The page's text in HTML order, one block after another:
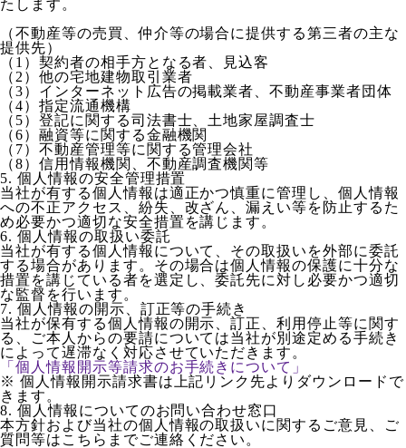
たします。
（不動産等の売買、仲介等の場合に提供する第三者の主な
提供先）
（1）契約者の相手方となる者、見込客
（2）他の宅地建物取引業者
（3）インターネット広告の掲載業者、不動産事業者団体
（4）指定流通機構
（5）登記に関する司法書士、土地家屋調査士
（6）融資等に関する金融機関
（7）不動産管理等に関する管理会社
（8）信用情報機関、不動産調査機関等
5. 個人情報の安全管理措置
当社が有する個人情報は適正かつ慎重に管理し、個人情報
への不正アクセス、紛失、改ざん、漏えい等を防止するた
め必要かつ適切な安全措置を講じます。
6. 個人情報の取扱い委託
当社が有する個人情報について、その取扱いを外部に委託
する場合があります。その場合は個人情報の保護に十分な
措置を講じている者を選定し、委託先に対し必要かつ適切
な監督を行います。
7. 個人情報の開示、訂正等の手続き
当社が保有する個人情報の開示、訂正、利用停止等に関す
る、ご本人からの要請については当社が別途定める手続き
によって遅滞なく対応させていただきます。
「個人情報開示等請求のお手続きについて」
※ 個人情報開示請求書は上記リンク先よりダウンロードで
きます。
8. 個人情報についてのお問い合わせ窓口
本方針および当社の個人情報の取扱いに関するご意見、ご
質問等はこちらまでご連絡ください。